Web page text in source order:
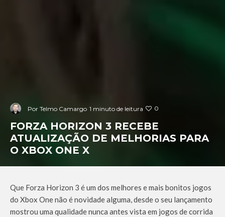
Por Telmo Camargo 1 minuto de leitura 0
FORZA HORIZON 3 RECEBE
ATUALIZAÇÃO DE MELHORIAS PARA
O XBOX ONE X
Que Forza Horizon 3 é um dos melhores e mais bonitos jogos
do Xbox One não é novidade alguma, desde o seu lançamento
mostrou uma qualidade nunca antes vista em jogos de corrida